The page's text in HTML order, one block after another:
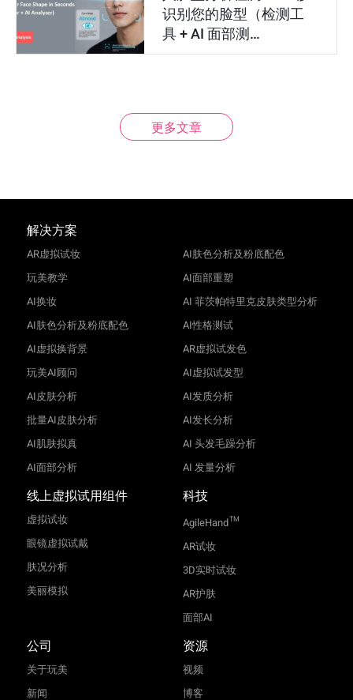
识别您的脸型（检测工
具 + AI 面部测…
更多文章
解决方案
AR虚拟试妆
玩美教学
AI换妆
AI肤色分析及粉底配色
AI虚拟换背景
玩美AI顾问
AI皮肤分析
批量AI皮肤分析
AI肌肤拟真
AI面部分析
AI肤色分析及粉底配色
AI面部重塑
AI 菲茨帕特里克皮肤类型分析
AI性格测试
AR虚拟试发色
AI虚拟试发型
AI发质分析
AI发长分析
AI 头发毛躁分析
AI 发量分析
线上虚拟试用组件
虚拟试妆
眼镜虚拟试戴
肤况分析
美丽模拟
科技
AgileHandTM
AR试妆
3D实时试妆
AR护肤
面部AI
公司
关于玩美
新闻
资源
视频
博客